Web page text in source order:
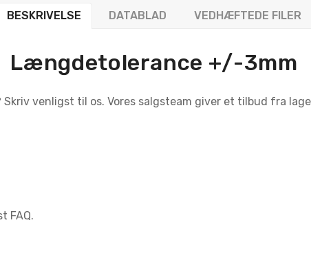
BESKRIVELSE DATABLAD VEDHÆFTEDE FILER
Længdetolerance +/-3mm
venligst til os. Vores salgsteam giver et tilbud fra
FAQ.